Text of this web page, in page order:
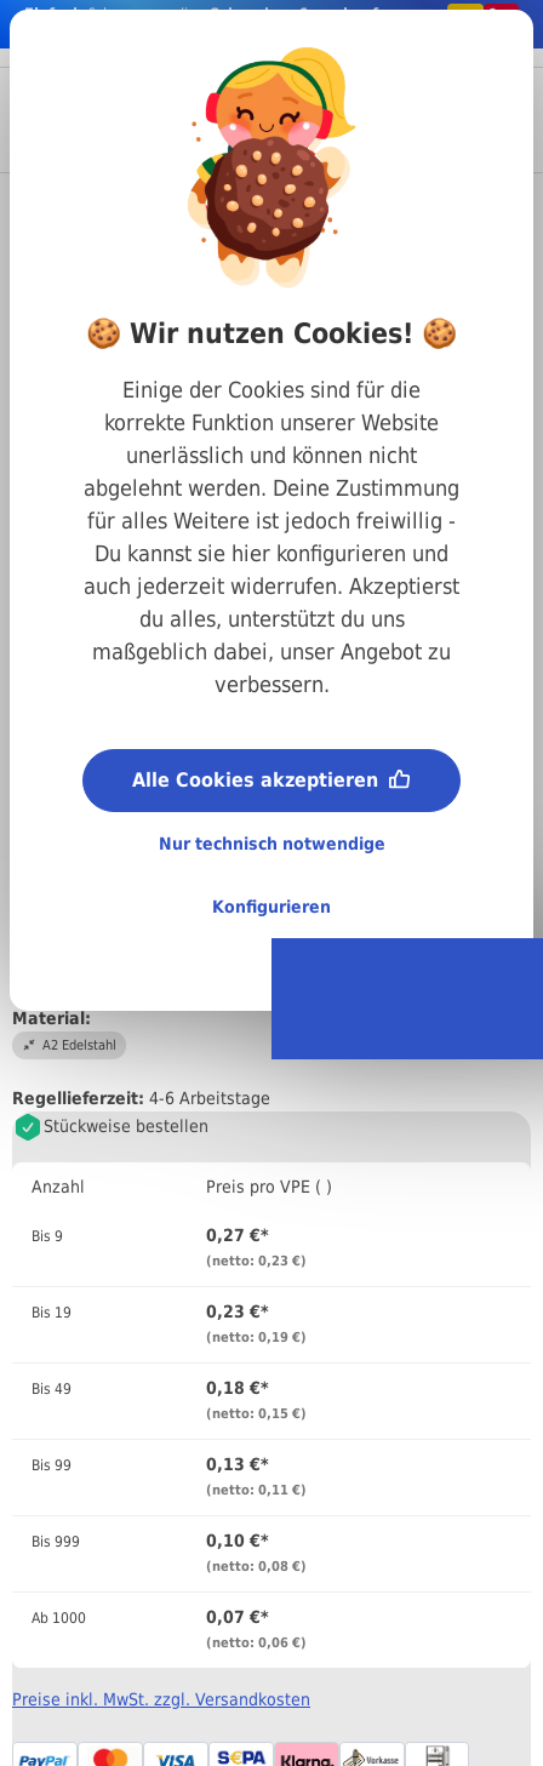
springen
Einfach& bequem onlineSchrauben & co. kaufen
Anmelden
Befestigungstechnik
Schrauben
DIN 7985 Linsenkopf Schraube mit Kreuzschlitz
Linsenkopfschraube mit
Kreuzschlitz M4 x 20 A2
Kreuzschlitz
Material:
A2 Edelstahl
Regellieferzeit: 4-6 Arbeitstage
Stückweise bestellen
Anzahl Preis pro VPE ( )
Bis 9 0,27 €*
(netto: 0,23 €)
Bis 19 0,23 €*
(netto: 0,19 €)
Bis 49 0,18 €*
(netto: 0,15 €)
Bis 99 0,13 €*
(netto: 0,11 €)
Bis 999 0,10 €*
(netto: 0,08 €)
Ab 1000 0,07 €*
(netto: 0,06 €)
Preise inkl. MwSt. zzgl. Versandkosten
🍪 Wir nutzen Cookies! 🍪
Einige der Cookies sind für die
korrekte Funktion unserer Website
unerlässlich und können nicht
abgelehnt werden. Deine Zustimmung
für alles Weitere ist jedoch freiwillig -
Du kannst sie hier konfigurieren und
auch jederzeit widerrufen. Akzeptierst
du alles, unterstützt du uns
maßgeblich dabei, unser Angebot zu
verbessern.
Alle Cookies akzeptieren
Nur technisch notwendige
Konfigurieren